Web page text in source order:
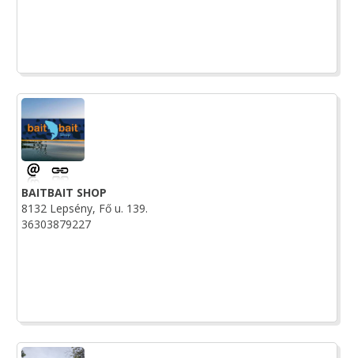
BAITBAIT SHOP
8132 Lepsény, Fő u. 139.
36303879227